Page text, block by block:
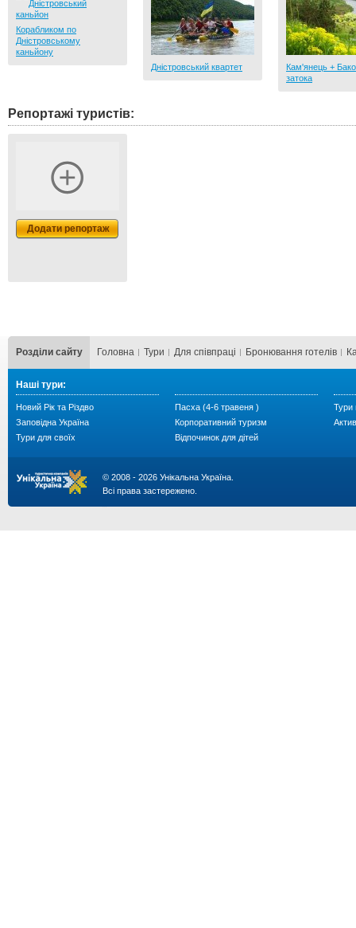
Корабликом по
Дністровському
каньйону
Дністровський квартет
Кам'янець +
затока
Репортажі туристів:
Додати репортаж
Розділи сайту Головна Тури Для cпівпраці Бронювання готелів
Наші тури:
Новий Рік та Різдво
Заповідна Україна
Тури для своїх
Пасха (4-6 травеня )
Корпоративний туризм
Відпочинок для дітей
Тури
© 2008 - 2026 Унікальна Україна.
Всі права застережено.